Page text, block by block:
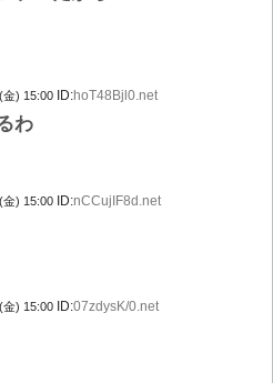
金) 15:00 ID:hoT48Bjl0.net
わ
金) 15:00 ID:nCCujIF8d.net
金) 15:00 ID:07zdysK/0.net